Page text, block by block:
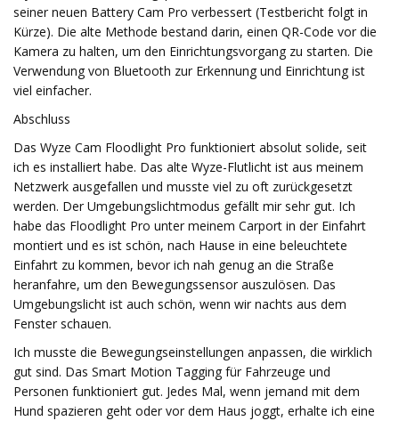
seiner neuen Battery Cam Pro verbessert (Testbericht folgt in
Kürze). Die alte Methode bestand darin, einen QR-Code vor die
Kamera zu halten, um den Einrichtungsvorgang zu starten. Die
Verwendung von Bluetooth zur Erkennung und Einrichtung ist
viel einfacher.
Abschluss
Das Wyze Cam Floodlight Pro funktioniert absolut solide, seit
ich es installiert habe. Das alte Wyze-Flutlicht ist aus meinem
Netzwerk ausgefallen und musste viel zu oft zurückgesetzt
werden. Der Umgebungslichtmodus gefällt mir sehr gut. Ich
habe das Floodlight Pro unter meinem Carport in der Einfahrt
montiert und es ist schön, nach Hause in eine beleuchtete
Einfahrt zu kommen, bevor ich nah genug an die Straße
heranfahre, um den Bewegungssensor auszulösen. Das
Umgebungslicht ist auch schön, wenn wir nachts aus dem
Fenster schauen.
Ich musste die Bewegungseinstellungen anpassen, die wirklich
gut sind. Das Smart Motion Tagging für Fahrzeuge und
Personen funktioniert gut. Jedes Mal, wenn jemand mit dem
Hund spazieren geht oder vor dem Haus joggt, erhalte ich eine